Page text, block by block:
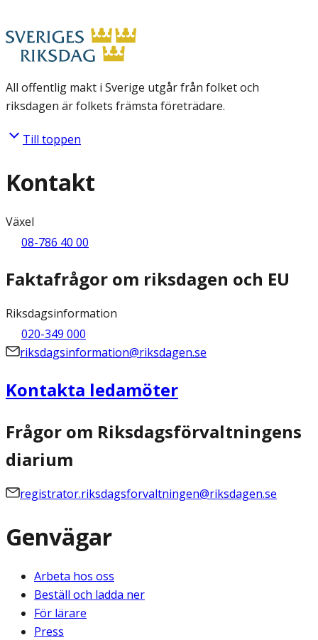
All offentlig makt i Sverige utgår från folket och
riksdagen är folkets främsta företrädare.
Till toppen
Kontakt
Växel
08-786 40 00
Faktafrågor om riksdagen och EU
Riksdagsinformation
020-349 000
riksdagsinformation@riksdagen.se
Kontakta ledamöter
Frågor om Riksdagsförvaltningens
diarium
registrator.riksdagsforvaltningen@riksdagen.se
Genvägar
Arbeta hos oss
Beställ och ladda ner
För lärare
Press